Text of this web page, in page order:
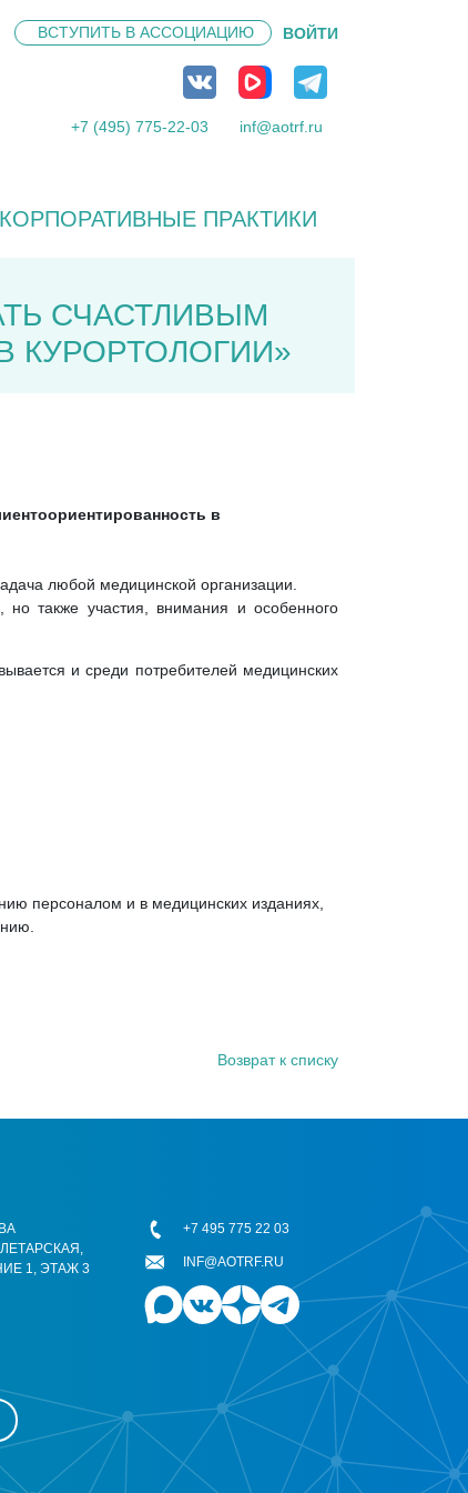
ВСТУПИТЬ В АССОЦИАЦИЮ ВОЙТИ
+7 (495) 775-22-03 inf@aotrf.ru
КОРПОРАТИВНЫЕ ПРАКТИКИ
СЧАСТЛИВЫМ
КУРОРТОЛОГИИ»
в
любой медицинской организации.
также участия, внимания и особенного
и среди потребителей медицинских
персоналом и в медицинских изданиях,
Возврат к списку
1, ЭТАЖ 3
+7 495 775 22 03
INF@AOTRF.RU